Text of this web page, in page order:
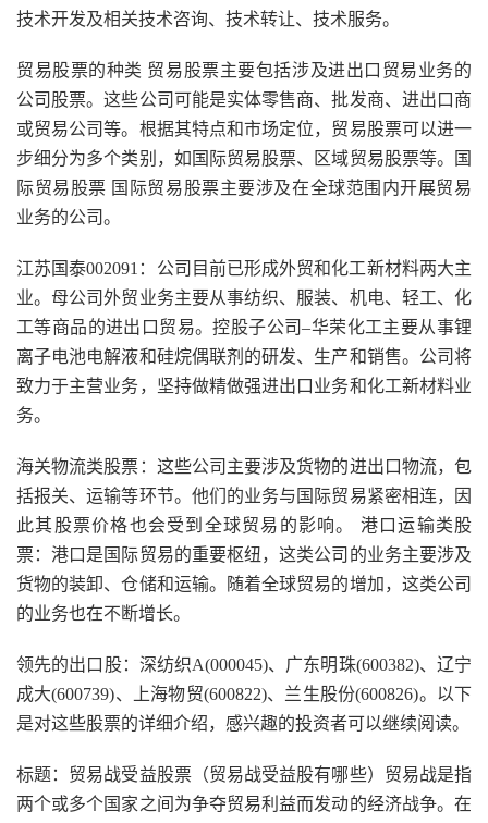
技术开发及相关技术咨询、技术转让、技术服务。
贸易股票的种类 贸易股票主要包括涉及进出口贸易业务的
公司股票。这些公司可能是实体零售商、批发商、进出口商
或贸易公司等。根据其特点和市场定位，贸易股票可以进一
步细分为多个类别，如国际贸易股票、区域贸易股票等。国
际贸易股票 国际贸易股票主要涉及在全球范围内开展贸易
业务的公司。
江苏国泰002091：公司目前已形成外贸和化工新材料两大主
业。母公司外贸业务主要从事纺织、服装、机电、轻工、化
工等商品的进出口贸易。控股子公司–华荣化工主要从事锂
离子电池电解液和硅烷偶联剂的研发、生产和销售。公司将
致力于主营业务，坚持做精做强进出口业务和化工新材料业
务。
海关物流类股票：这些公司主要涉及货物的进出口物流，包
括报关、运输等环节。他们的业务与国际贸易紧密相连，因
此其股票价格也会受到全球贸易的影响。 港口运输类股
票：港口是国际贸易的重要枢纽，这类公司的业务主要涉及
货物的装卸、仓储和运输。随着全球贸易的增加，这类公司
的业务也在不断增长。
领先的出口股：深纺织A(000045)、广东明珠(600382)、辽宁
成大(600739)、上海物贸(600822)、兰生股份(600826)。以下
是对这些股票的详细介绍，感兴趣的投资者可以继续阅读。
标题：贸易战受益股票（贸易战受益股有哪些）贸易战是指
两个或多个国家之间为争夺贸易利益而发动的经济战争。在